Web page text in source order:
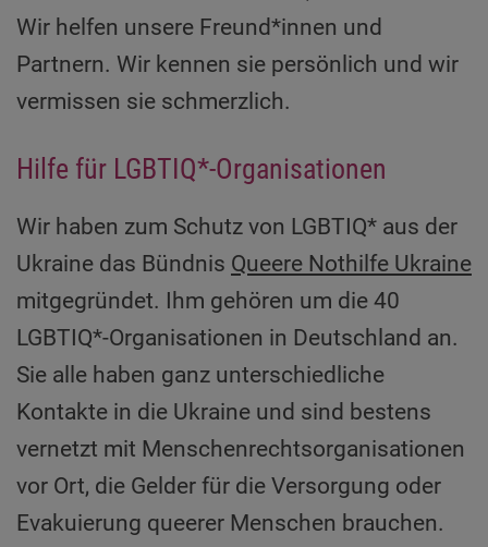
Wir helfen unsere Freund*innen und
Partnern. Wir kennen sie persönlich und wir
vermissen sie schmerzlich.
Hilfe für LGBTIQ*-Organisationen
Wir haben zum Schutz von LGBTIQ* aus der
Ukraine das Bündnis Queere Nothilfe Ukraine
mitgegründet. Ihm gehören um die 40
LGBTIQ*-Organisationen in Deutschland an.
Sie alle haben ganz unterschiedliche
Kontakte in die Ukraine und sind bestens
vernetzt mit Menschenrechtsorganisationen
vor Ort, die Gelder für die Versorgung oder
Evakuierung queerer Menschen brauchen.